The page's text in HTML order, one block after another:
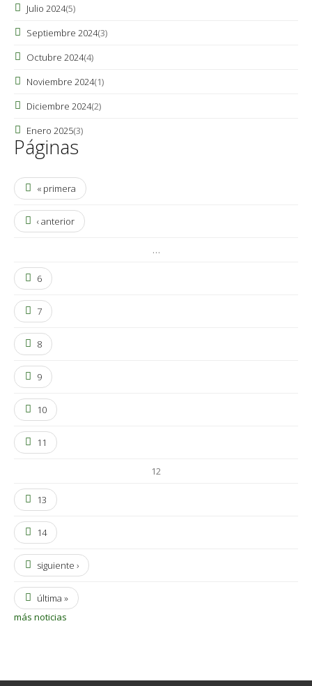
Julio 2024(5)
Septiembre 2024(3)
Octubre 2024(4)
Noviembre 2024(1)
Diciembre 2024(2)
Enero 2025(3)
Páginas
« primera
‹ anterior
…
6
7
8
9
10
11
12
13
14
siguiente ›
última »
más noticias